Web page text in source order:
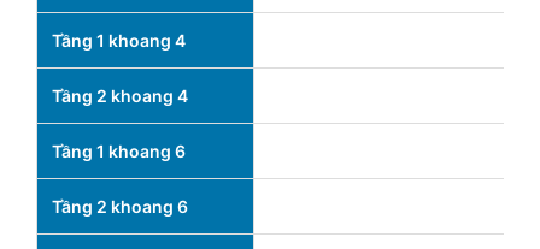
Tầng 1 khoang 4
Tầng 2 khoang 4
Tầng 1 khoang 6
Tầng 2 khoang 6